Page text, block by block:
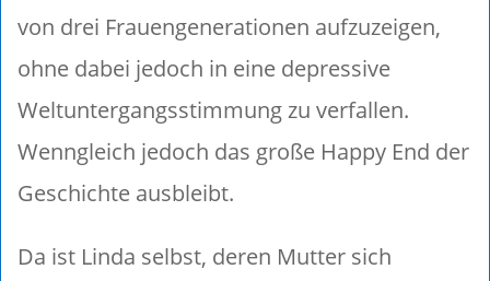
von drei Frauengenerationen aufzuzeigen,
ohne dabei jedoch in eine depressive
Weltuntergangsstimmung zu verfallen.
Wenngleich jedoch das große Happy End der
Geschichte ausbleibt.
Da ist Linda selbst, deren Mutter sich